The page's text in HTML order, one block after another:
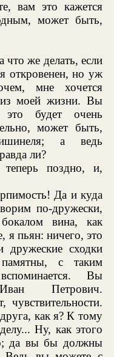
вам это кажется
может быть,
же делать, если
откровенен, но уж
мне хочется
из моей жизни. Вы
будет очень
может быть,
а ведь
ли?
поздно, и,
Да и куда
по-дружески,
вина, как
я пьян: ничего, это
сходки
с таким
Вы
Петрович.
чувствительности.
как я? К тому
Ну, как этого
да вы бы должны